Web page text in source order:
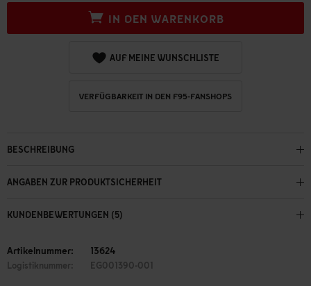
IN DEN WARENKORB
AUF MEINE WUNSCHLISTE
VERFÜGBARKEIT IN DEN F95-FANSHOPS
BESCHREIBUNG
ANGABEN ZUR PRODUKTSICHERHEIT
KUNDENBEWERTUNGEN (5)
Artikelnummer: 13624
Logistiknummer: EG001390-001